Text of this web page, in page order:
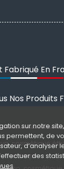
sur notre
permettent, de
d’analyser
des
Fabriqué En
Nos Produits
cosmétique
et corps